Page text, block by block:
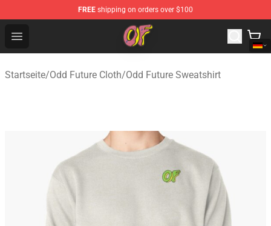
FREE shipping on orders over $100
Open menu
Odd Future Shop - Official Odd Future Merchandise Store
Startseite/Odd Future Cloth/Odd Future Sweatshirt